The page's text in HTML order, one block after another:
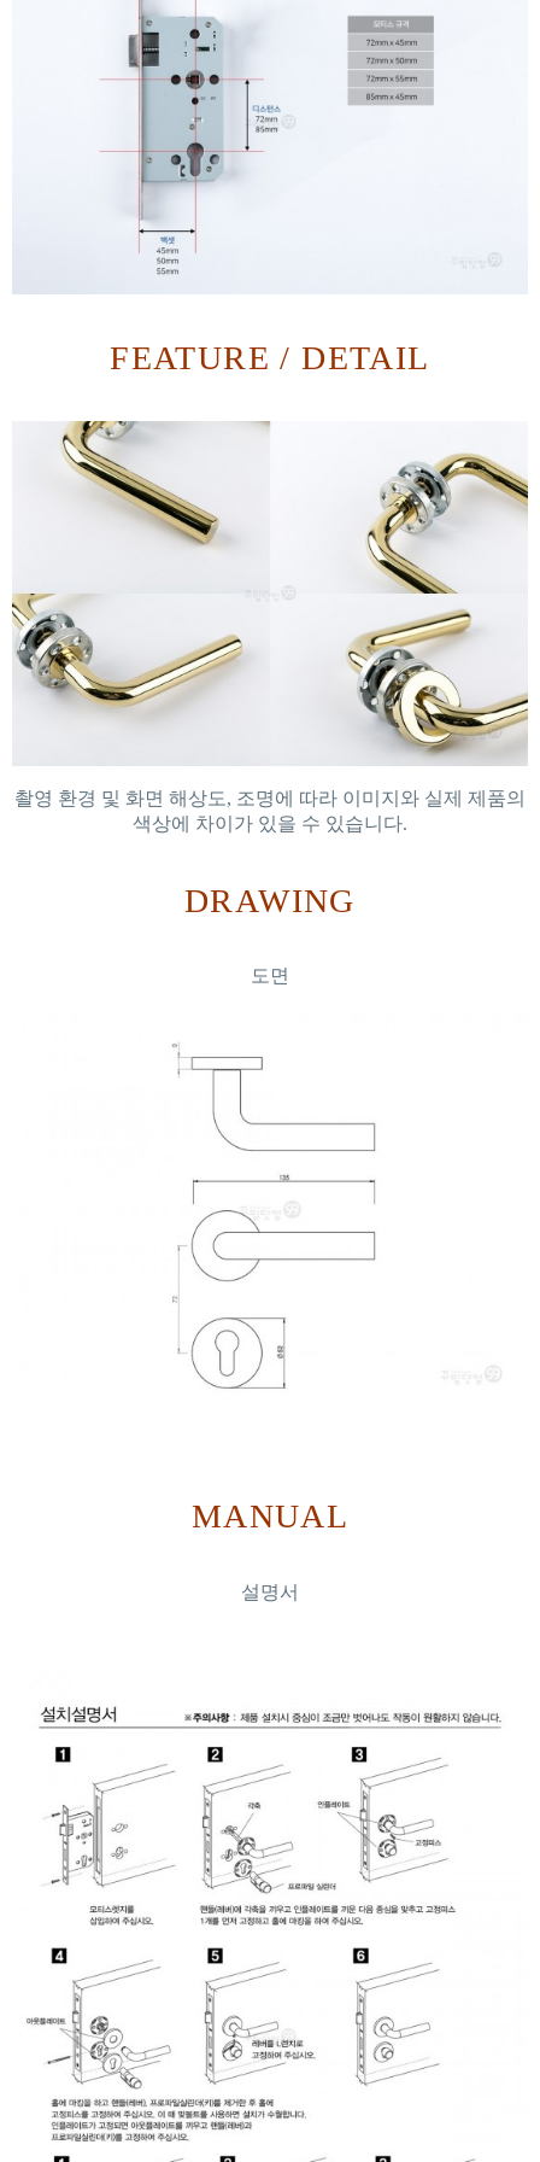
FEATURE / DETAIL
촬영 환경 및 화면 해상도, 조명에 따라 이미지와 실제 제품의
색상에 차이가 있을 수 있습니다.
DRAWING
도면
MANUAL
설명서